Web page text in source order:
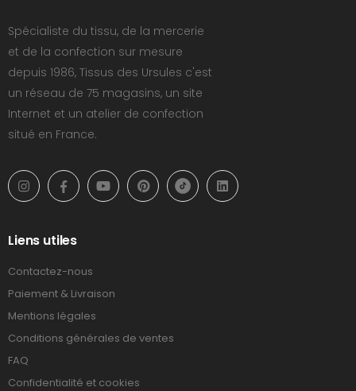
Spécialiste du tissu, de la mercerie
et de la confection sur mesure
depuis 1986, Tissus des Ursules c'est
un réseau de 75 magasins, un site
Internet et un atelier de confection
situé en France.
Liens utiles
Contactez-nous
Paiement & Livraison
Mentions légales
Conditions générales de ventes
FAQ
Confidentialité et cookies